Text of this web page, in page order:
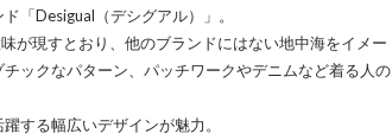
「Desigual（デシグアル）」。
が現すとおり、他のブランドにはない地中海をイメー
ックなパターン、パッチワークやデニムなど着る人の
する幅広いデザインが魅力。